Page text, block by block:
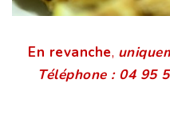
En revanche,
Téléphone : 04 95